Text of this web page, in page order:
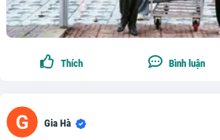
Thích Bình luận
Gia Hà